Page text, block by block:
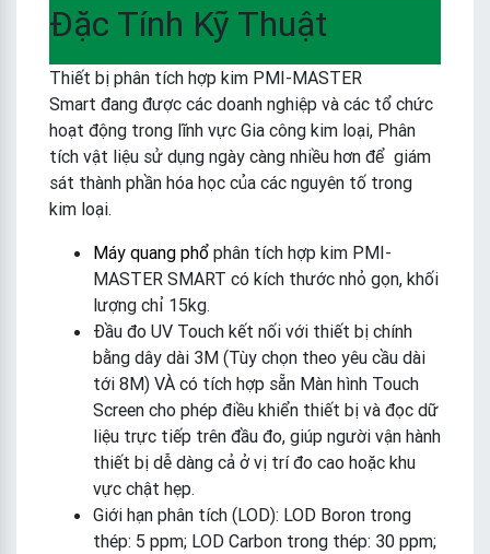
Đặc Tính Kỹ Thuật
Thiết bị phân tích hợp kim PMI-MASTER
Smart đang được các doanh nghiệp và các tổ chức
hoạt động trong lĩnh vực Gia công kim loại, Phân
tích vật liệu sử dụng ngày càng nhiều hơn để giám
sát thành phần hóa học của các nguyên tố trong
kim loại.
Máy quang phổ phân tích hợp kim PMI-
MASTER SMART có kích thước nhỏ gọn, khối
lượng chỉ 15kg.
Đầu đo UV Touch kết nối với thiết bị chính
bằng dây dài 3M (Tùy chọn theo yêu cầu dài
tới 8M) VÀ có tích hợp sẵn Màn hình Touch
Screen cho phép điều khiển thiết bị và đọc dữ
liệu trực tiếp trên đầu đo, giúp người vận hành
thiết bị dễ dàng cả ở vị trí đo cao hoặc khu
vực chật hẹp.
Giới hạn phân tích (LOD): LOD Boron trong
thép: 5 ppm; LOD Carbon trong thép: 30 ppm;